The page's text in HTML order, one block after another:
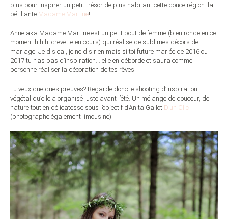
plus pour inspirer un petit trésor de plus habitant cette douce région: la
pétillante Madame Martine!
Anne aka Madame Martine est un petit bout de femme (bien ronde en ce
moment hihihi crevette en cours) qui réalise de sublimes décors de
mariage. Je dis ça , je ne dis rien mais si toi future mariée de 2016 ou
2017 tu n’as pas d’inspiration… elle en déborde et saura comme
personne réaliser la décoration de tes rêves!
Tu veux quelques preuves? Regarde donc le shooting d’inspiration
végétal qu’elle a organisé juste avant l’été. Un mélange de douceur, de
nature tout en délicatesse sous l’objectif d’Anita Gallot D’un Clic
(photographe également limousine).